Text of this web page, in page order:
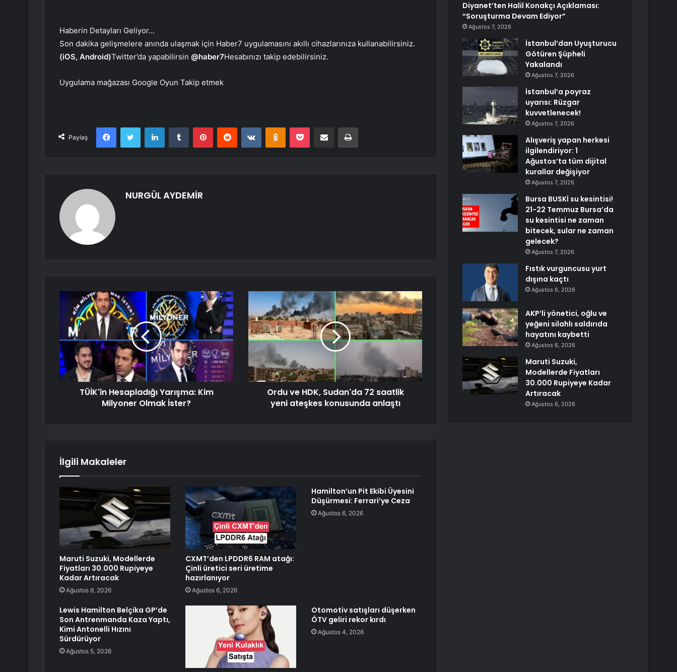
Haberin Detayları Geliyor…
Son dakika gelişmelere anında ulaşmak için Haber7 uygulamasını akıllı cihazlarınıza kullanabilirsiniz.
(iOS, Android)Twitter’da yapabilirsin @haber7Hesabınızı takip edebilirsiniz.
Uygulama mağazası Google Oyun Takip etmek
Paylaş
FacebookTwitter LinkedInTumblr PinterestReddit VKontakteOdnoklassniki
Pocket E-Posta ile paylaş Yazdır
NURGÜL AYDEMİR
TÜİK'in Hesapladığı Yarışma: Kim
Milyoner Olmak İster?
Ordu ve HDK, Sudan'da 72 saatlik
yeni ateşkes konusunda anlaştı
İlgili Makaleler
Maruti Suzuki, Modellerde
Fiyatları 30.000 Rupiyeye
Kadar Artıracak
Ağustos 6, 2026
CXMT’den LPDDR6 RAM atağı:
Çinli üretici seri üretime
hazırlanıyor
Ağustos 6, 2026
Hamilton’un Pit Ekibi Üyesini
Düşürmesi: Ferrari’ye Ceza
Ağustos 6, 2026
Lewis Hamilton Belçika GP’de
Son Antrenmanda Kaza Yaptı,
Kimi Antonelli Hızını
Sürdürüyor
Ağustos 5, 2026
Otomotiv satışları düşerken
ÖTV geliri rekor kırdı
Ağustos 4, 2026
Diyanet’ten Halil Konakçı Açıklaması:
“Soruşturma Devam Ediyor”
Ağustos 7, 2026
İstanbul’dan Uyuşturucu
Götüren Şüpheli
Yakalandı
Ağustos 7, 2026
İstanbul’a poyraz
uyarısı: Rüzgar
kuvvetlenecek!
Ağustos 7, 2026
Alışveriş yapan herkesi
ilgilendiriyor: 1
Ağustos’ta tüm dijital
kurallar değişiyor
Ağustos 7, 2026
Bursa BUSKİ su kesintisi!
21-22 Temmuz Bursa’da
su kesintisi ne zaman
bitecek, sular ne zaman
gelecek?
Ağustos 7, 2026
Fıstık vurguncusu yurt
dışına kaçtı
Ağustos 6, 2026
AKP’li yönetici, oğlu ve
yeğeni silahlı saldırıda
hayatını kaybetti
Ağustos 6, 2026
Maruti Suzuki,
Modellerde Fiyatları
30.000 Rupiyeye Kadar
Artıracak
Ağustos 6, 2026